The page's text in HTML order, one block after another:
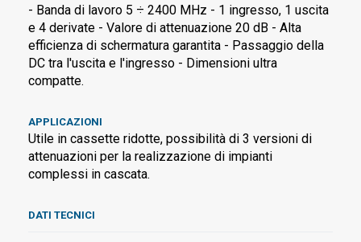
- Banda di lavoro 5 ÷ 2400 MHz - 1 ingresso, 1 uscita
e 4 derivate - Valore di attenuazione 20 dB - Alta
efficienza di schermatura garantita - Passaggio della
DC tra l'uscita e l'ingresso - Dimensioni ultra
compatte.
APPLICAZIONI
Utile in cassette ridotte, possibilità di 3 versioni di
attenuazioni per la realizzazione di impianti
complessi in cascata.
DATI TECNICI